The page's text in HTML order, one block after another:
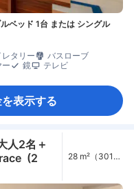
ベッド 1台 または シングル
レタリー
バスローブ
鏡
テレビ
表示する
人2名＋
(2
28 m²（301